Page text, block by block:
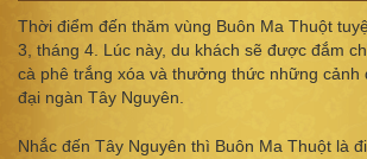
Thời điểm đến thăm vùng Buôn Ma Thuột
3, tháng 4. Lúc này, du khách sẽ được đắm
cà phê trắng xóa và thưởng thức những cảnh
đại ngàn Tây Nguyên.
Nhắc đến Tây Nguyên thì Buôn Ma Thuột là